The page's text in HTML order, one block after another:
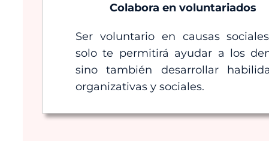
Colabora en voluntariados
Ser voluntario en causas
solo te permitirá ayudar a los
sino también desarrollar
organizativas y sociales.